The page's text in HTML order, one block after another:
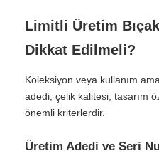
Limitli Üretim
Dikkat Edilmeli?
Koleksiyon veya kullanım
adedi, çelik kalitesi, tasarım
önemli kriterlerdir.
Üretim Adedi ve Seri